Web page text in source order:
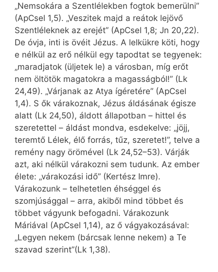
„Nemsokára a Szentlélekben fogtok bemerülni”
(ApCsel 1,5). „Veszitek majd a reátok lejövő
Szentléleknek az erejét” (ApCsel 1,8; Jn 20,22).
De óvja, inti is övéit Jézus. A lelkükre köti, hogy
e nélkül az erő nélkül egy tapodtat se tegyenek:
„maradjatok (üljetek le) a városban, míg erőt
nem öltötök magatokra a magasságból!” (Lk
24,49). „Várjanak az Atya ígéretére” (ApCsel
1,4). S ők várakoznak, Jézus áldásának égisze
alatt (Lk 24,50), áldott állapotban – hittel és
szeretettel – áldást mondva, esdekelve: „jöjj,
teremtő Lélek, élő forrás, tűz, szeretet!”, telve a
remény nagy örömével (Lk 24,52–53). Várják
azt, aki nélkül várakozni sem tudunk. Az ember
élete: „várakozási idő” (Kertész Imre).
Várakozunk – telhetetlen éhséggel és
szomjúsággal – arra, akiből mind többet és
többet vágyunk befogadni. Várakozunk
Máriával (ApCsel 1,14), az ő vágyakozásával:
„Legyen nekem (bárcsak lenne nekem) a Te
szavad szerint”(Lk 1,38).